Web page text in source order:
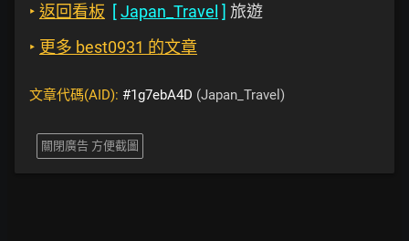
‣ 返回看板 [Japan_Travel ] 旅遊
‣ 更多 best0931 的文章
文章代碼(AID): #1g7ebA4D (Japan_Travel)
關閉廣告 方便截圖